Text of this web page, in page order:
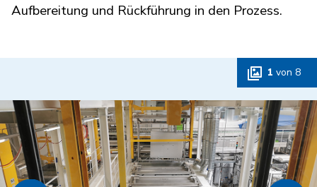
Aufbereitung und Rückführung in den Prozess.
1 von 8